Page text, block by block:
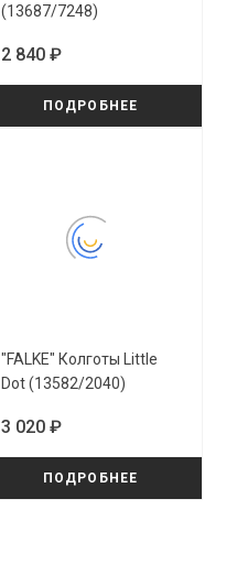
(13687/7248)
2 840 ₽
ПОДРОБНЕЕ
"FALKE" Колготы Little
Dot (13582/2040)
3 020 ₽
ПОДРОБНЕЕ